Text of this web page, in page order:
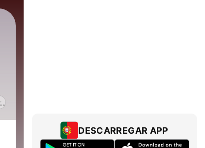
DESCARREGAR APP